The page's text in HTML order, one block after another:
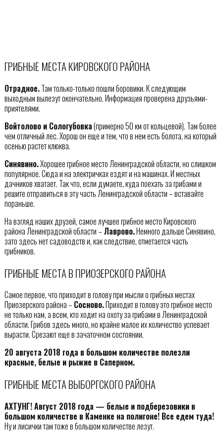
ГРИБНЫЕ МЕСТА КИРОВСКОГО РАЙОНА
Отрадное.Там только-только пошли боровики. К следующим
выходным вылезут окончательно. Информация проверена друзьями-
приятелями.
Войтолово и Сологубовка(примерно 50 км от кольцевой). Там более
чем отличный лес. Хорош он еще и тем, что в нем есть болота, на который
осенью растет клюква.
Синявино.Хорошее грибное место Ленинградской области, но слишком
популярное. Сюда и на электричках ездят и на машинах. И местных
дачников хватает. Так что, если думаете, куда поехать за грибами и
решите отправиться в эту часть Ленинградской области – вставайте
пораньше.
На взгляд наших друзей, самое лучшее грибное место Кировского
района Ленинградской области – Лаврово.Немного дальше Синявино,
зато здесь нет садоводств и, как следствие, отметается часть
грибников.
ГРИБНЫЕ МЕСТА В ПРИОЗЕРСКОГО РАЙОНА
Самое первое, что приходит в голову при мысли о грибных местах
Приозерского района – Сосново.Приходит в голову это грибное место
не только нам, а всем, кто ходит на охоту за грибами в Ленинградской
области. Грибов здесь много, но крайне малое их количество успевает
вырасти. Срезают еще в зачаточном состоянии.
20 августа 2018 года в большом количестве полезли
красные, белые и рыжие в Саперном.
ГРИБНЫЕ МЕСТА ВЫБОРГСКОГО РАЙОНА
АХТУНГ! Август 2018 года — белые и подберезовики в
большом количестве в Каменке на полигоне! Все едем туда!
Ну и лисички там тоже в большом количестве лезут.